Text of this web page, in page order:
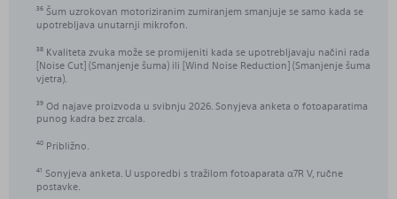
36 Šum uzrokovan motoriziranim zumiranjem smanjuje se samo kada se
upotrebljava unutarnji mikrofon.
38 Kvaliteta zvuka može se promijeniti kada se upotrebljavaju načini rada
[Noise Cut] (Smanjenje šuma) ili [Wind Noise Reduction] (Smanjenje šuma
vjetra).
39 Od najave proizvoda u svibnju 2026. Sonyjeva anketa o fotoaparatima
punog kadra bez zrcala.
40 Približno.
41 Sonyjeva anketa. U usporedbi s tražilom fotoaparata α7R V, ručne
postavke.